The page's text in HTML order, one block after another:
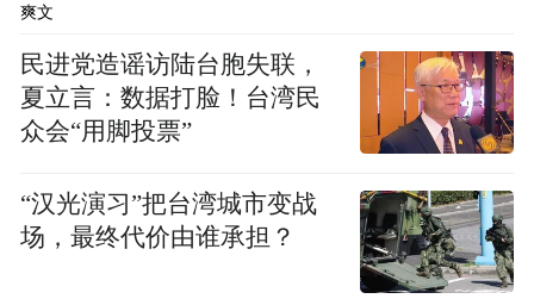
爽文
民进党造谣访陆台胞失联，
夏立言：数据打脸！台湾民
众会“用脚投票”
“汉光演习”把台湾城市变战
场，最终代价由谁承担？